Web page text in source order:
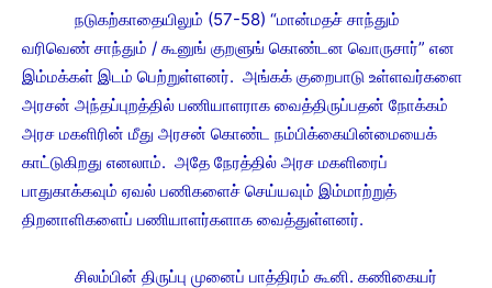
நடுகற்காதையிலும் (57-58) “மான்மதச் சாந்தும்
வரிவெண் சாந்தும் / கூனுங் குறளுங் கொண்டன வொருசார்” என
இம்மக்கள் இடம் பெற்றுள்ளனர். அங்கக் குறைபாடு உள்ளவர்களை
அரசன் அந்தப்புறத்தில் பணியாளராக வைத்திருப்பதன் நோக்கம்
அரச மகளிரின் மீது அரசன் கொண்ட நம்பிக்கையின்மையைக்
காட்டுகிறது எனலாம். அதே நேரத்தில் அரச மகளிரைப்
பாதுகாக்கவும் ஏவல் பணிகளைச் செய்யவும் இம்மாற்றுத்
திறனாளிகளைப் பணியாளர்களாக வைத்துள்ளனர்.
சிலம்பின் திருப்பு முனைப் பாத்திரம் கூனி. கணிகையர்